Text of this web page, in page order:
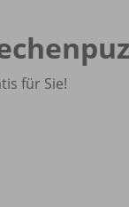
für Sie!